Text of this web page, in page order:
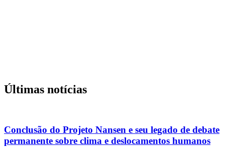
Últimas notícias
Conclusão do Projeto Nansen e seu legado de debate
permanente sobre clima e deslocamentos humanos